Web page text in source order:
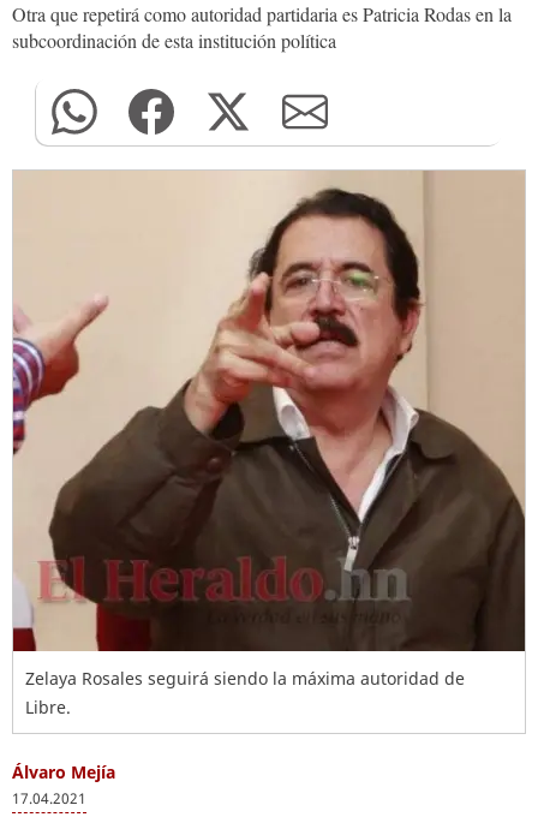
Otra que repetirá como autoridad partidaria es Patricia Rodas en la
subcoordinación de esta institución política
Zelaya Rosales seguirá siendo la máxima autoridad de
Libre.
Álvaro Mejía
17.04.2021